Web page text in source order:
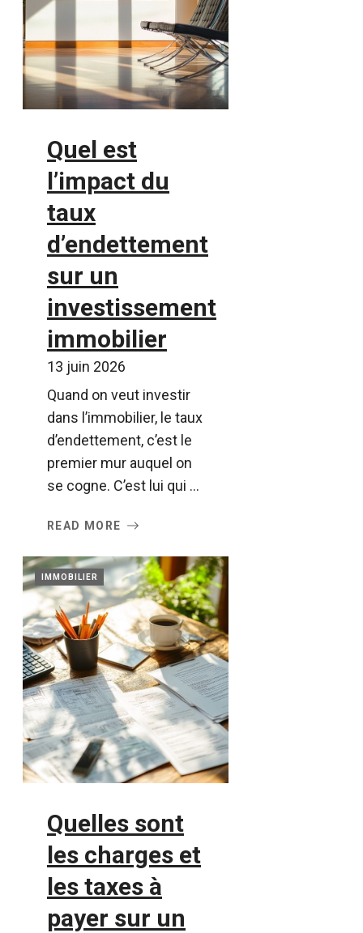
Quel est
l’impact du
taux
d’endettement
sur un
investissement
immobilier
13 juin 2026
Quand on veut investir
dans l’immobilier, le taux
d’endettement, c’est le
premier mur auquel on
se cogne. C’est lui qui ...
READ MORE
IMMOBILIER
Quelles sont
les charges et
les taxes à
payer sur un